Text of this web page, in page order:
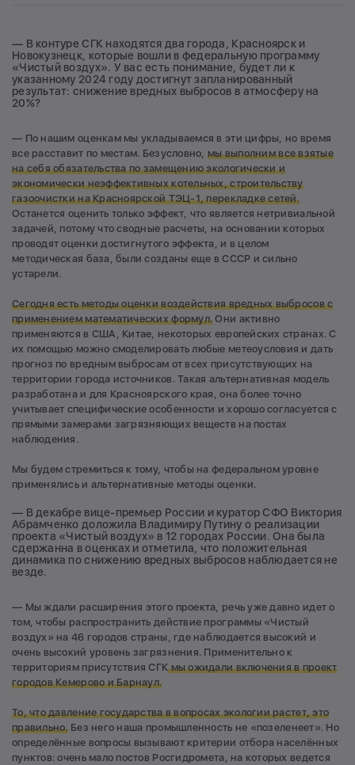
— В контуре СГК находятся два города, Красноярск и
Новокузнецк, которые вошли в федеральную программу
«Чистый воздух». У вас есть понимание, будет ли к
указанному 2024 году достигнут запланированный
результат: снижение вредных выбросов в атмосферу на
20%?
— По нашим оценкам мы укладываемся в эти цифры, но время
все расставит по местам. Безусловно, мы выполним все взятые
на себя обязательства по замещению экологически и
экономически неэффективных котельных, строительству
газоочистки на Красноярской ТЭЦ-1, перекладке сетей.
Останется оценить только эффект, что является нетривиальной
задачей, потому что сводные расчеты, на основании которых
проводят оценки достигнутого эффекта, и в целом
методическая база, были созданы еще в СССР и сильно
устарели.
Сегодня есть методы оценки воздействия вредных выбросов с
применением математических формул. Они активно
применяются в США, Китае, некоторых европейских странах. С
их помощью можно смоделировать любые метеоусловия и дать
прогноз по вредным выбросам от всех присутствующих на
территории города источников. Такая альтернативная модель
разработана и для Красноярского края, она более точно
учитывает специфические особенности и хорошо согласуется с
прямыми замерами загрязняющих веществ на постах
наблюдения.
Мы будем стремиться к тому, чтобы на федеральном уровне
применялись и альтернативные методы оценки.
— В декабре вице-премьер России и куратор СФО Виктория
Абрамченко доложила Владимиру Путину о реализации
проекта «Чистый воздух» в 12 городах России. Она была
сдержанна в оценках и отметила, что положительная
динамика по снижению вредных выбросов наблюдается не
везде.
— Мы ждали расширения этого проекта, речь уже давно идет о
том, чтобы распространить действие программы «Чистый
воздух» на 46 городов страны, где наблюдается высокий и
очень высокий уровень загрязнения. Применительно к
территориям присутствия СГК мы ожидали включения в проект
городов Кемерово и Барнаул.
То, что давление государства в вопросах экологии растет, это
правильно.Без него наша промышленность не «позеленеет». Но
определённые вопросы вызывают критерии отбора населённых
пунктов: очень мало постов Росгидромета, на которых ведется